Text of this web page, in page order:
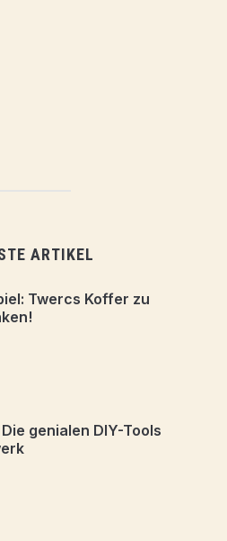
ARTIKEL
Twercs Koffer zu
genialen DIY-Tools